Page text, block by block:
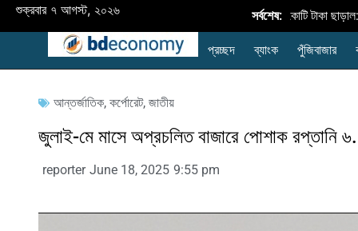
শুক্রবার ৭ আগস্ট, ২০২৬ সর্বশেষ:
অর্থবছর ২৬-এ কৃষি ঋণ বিতরণ ৪২,৮৩৪ কোটি টাকা ছাড়াল:
প্রচ্ছদ ব্যাংক পুঁজিবাজার
আন্তর্জাতিক, কর্পোরেট, জাতীয়
জুলাই-মে মাসে অপ্রচলিত বাজারে পোশাক রপ্তানি
reporter June 18, 2025 9:55 pm